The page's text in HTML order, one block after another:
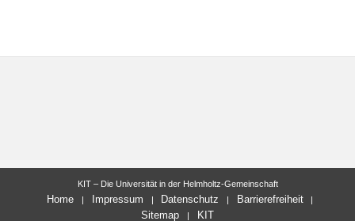
KIT – Die Universität in der Helmholtz-Gemeinschaft
Home Impressum Datenschutz
Barrierefreiheit
Sitemap
KIT